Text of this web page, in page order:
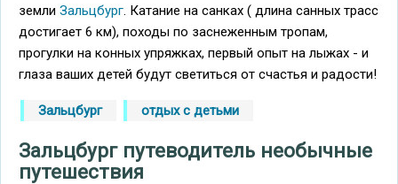
земли Зальцбург. Катание на санках ( длина санных трасс
достигает 6 км), походы по заснеженным тропам,
прогулки на конных упряжках, первый опыт на лыжах - и
глаза ваших детей будут светиться от счастья и радости!
Зальцбург отдых с детьми
Зальцбург путеводитель необычные
путешествия